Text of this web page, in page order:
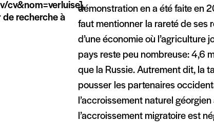
cv&nom=verluise],
de recherche à
démonstration en a été faite en
faut mentionner la rareté de ses
d’une économie où l’agriculture
pays reste peu nombreuse: 4,6
que la Russie. Autrement dit, la
pousser les partenaires
l’accroissement naturel
l’accroissement migratoire est